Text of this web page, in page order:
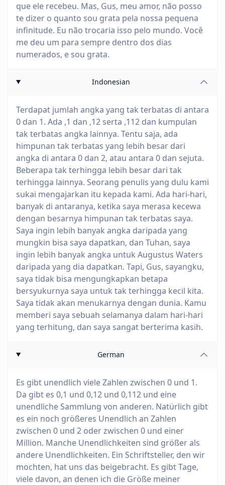
que ele recebeu. Mas, Gus, meu amor, não posso
te dizer o quanto sou grata pela nossa pequena
infinitude. Eu não trocaria isso pelo mundo. Você
me deu um para sempre dentro dos dias
numerados, e sou grata.
Indonesian
Terdapat jumlah angka yang tak terbatas di antara
0 dan 1. Ada ,1 dan ,12 serta ,112 dan kumpulan
tak terbatas angka lainnya. Tentu saja, ada
himpunan tak terbatas yang lebih besar dari
angka di antara 0 dan 2, atau antara 0 dan sejuta.
Beberapa tak terhingga lebih besar dari tak
terhingga lainnya. Seorang penulis yang dulu kami
sukai mengajarkan itu kepada kami. Ada hari-hari,
banyak di antaranya, ketika saya merasa kecewa
dengan besarnya himpunan tak terbatas saya.
Saya ingin lebih banyak angka daripada yang
mungkin bisa saya dapatkan, dan Tuhan, saya
ingin lebih banyak angka untuk Augustus Waters
daripada yang dia dapatkan. Tapi, Gus, sayangku,
saya tidak bisa mengungkapkan betapa
bersyukurnya saya untuk tak terhingga kecil kita.
Saya tidak akan menukarnya dengan dunia. Kamu
memberi saya sebuah selamanya dalam hari-hari
yang terhitung, dan saya sangat berterima kasih.
German
Es gibt unendlich viele Zahlen zwischen 0 und 1.
Da gibt es 0,1 und 0,12 und 0,112 und eine
unendliche Sammlung von anderen. Natürlich gibt
es ein noch größeres Unendlich an Zahlen
zwischen 0 und 2 oder zwischen 0 und einer
Million. Manche Unendlichkeiten sind größer als
andere Unendlichkeiten. Ein Schriftsteller, den wir
mochten, hat uns das beigebracht. Es gibt Tage,
viele davon, an denen ich die Größe meiner